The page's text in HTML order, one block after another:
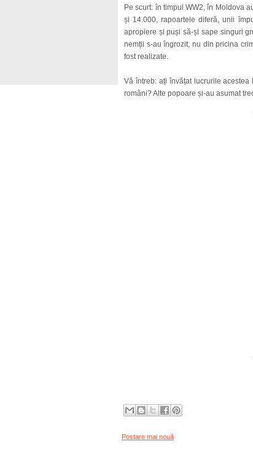
Pe scurt: în timpul WW2, în Moldova
și 14.000, rapoartele diferă, unii
apropiere și puși să-și sape singuri
nemții s-au îngrozit, nu din pricina
fost realizate.
Vă întreb: ați învățat lucrurile
români? Alte popoare și-au asumat
Postare mai nouă